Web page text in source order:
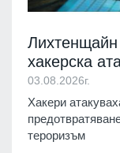
хакерска
03.08.2026г.
Хакери
тероризъм